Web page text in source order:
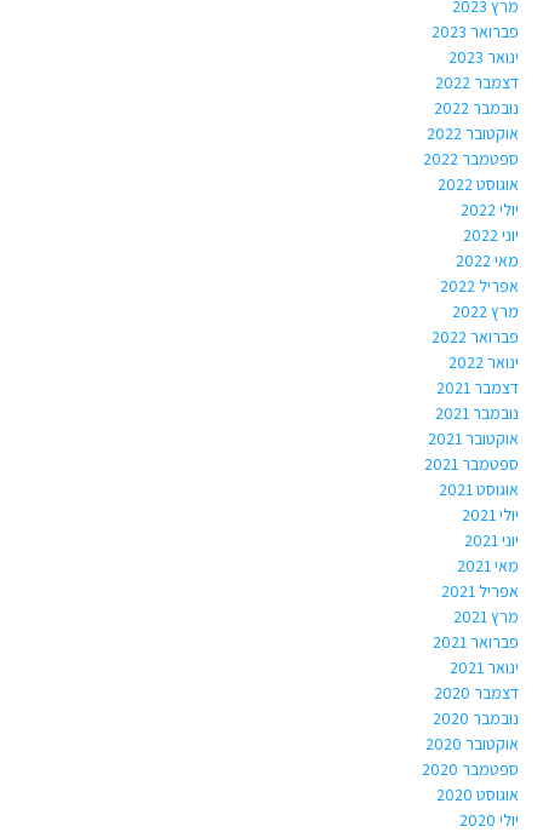
מרץ 2023
פברואר 2023
ינואר 2023
דצמבר 2022
נובמבר 2022
אוקטובר 2022
ספטמבר 2022
אוגוסט 2022
יולי 2022
יוני 2022
מאי 2022
אפריל 2022
מרץ 2022
פברואר 2022
ינואר 2022
דצמבר 2021
נובמבר 2021
אוקטובר 2021
ספטמבר 2021
אוגוסט 2021
יולי 2021
יוני 2021
מאי 2021
אפריל 2021
מרץ 2021
פברואר 2021
ינואר 2021
דצמבר 2020
נובמבר 2020
אוקטובר 2020
ספטמבר 2020
אוגוסט 2020
יולי 2020